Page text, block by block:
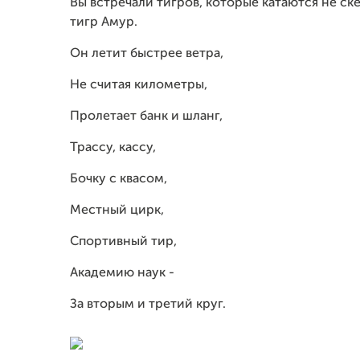
Вы встречали тигров, которые катаются не
тигр Амур.
Он летит быстрее ветра,
Не считая километры,
Пролетает банк и шланг,
Трассу, кассу,
Бочку с квасом,
Местный цирк,
Спортивный тир,
Академию наук -
За вторым и третий круг.